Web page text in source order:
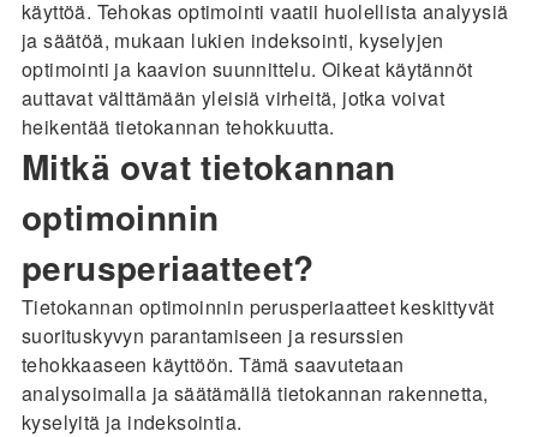
käyttöä. Tehokas optimointi vaatii huolellista analyysiä
ja säätöä, mukaan lukien indeksointi, kyselyjen
optimointi ja kaavion suunnittelu. Oikeat käytännöt
auttavat välttämään yleisiä virheitä, jotka voivat
heikentää tietokannan tehokkuutta.
Mitkä ovat tietokannan
optimoinnin
perusperiaatteet?
Tietokannan optimoinnin perusperiaatteet keskittyvät
suorituskyvyn parantamiseen ja resurssien
tehokkaaseen käyttöön. Tämä saavutetaan
analysoimalla ja säätämällä tietokannan rakennetta,
kyselyitä ja indeksointia.